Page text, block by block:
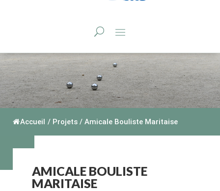
Accueil / Projets / Amicale Bouliste Maritaise
AMICALE BOULISTE
MARITAISE